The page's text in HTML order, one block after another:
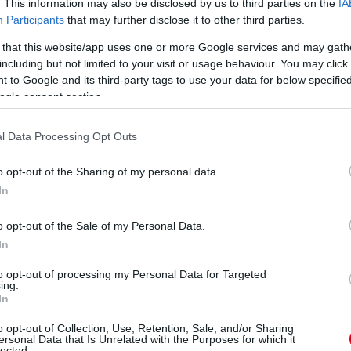
This information may also be disclosed by us to third parties on the
Participants that may further disclose it to other third parties.
that this website/app uses one or more Google services and may
but not limited to your visit or usage behaviour. You may
to Google and its third-party tags to use your data for below
consent section.
Data Processing Opt Outs
opt-out of the Sharing of my personal data.
opt-out of the Sale of my Personal Data.
opt-out of processing my Personal Data for Targeted
opt-out of Collection, Use, Retention, Sale, and/or Sharing
Data that Is Unrelated with the Purposes for which it
Egy korábbi F1-es pilóta
szerint az autó
teljességgel Max
Verstappenre van
szabva, ami nem is baj,
hiszen ő a gyorsabb -
egyszerűen nem tudja
holland.
Egy korábbi Formula-1-
es pilóta szerint Max
Verstappen remek
munkát végez, de
stratégiai kérdésekben
nem tud okosabb lenni